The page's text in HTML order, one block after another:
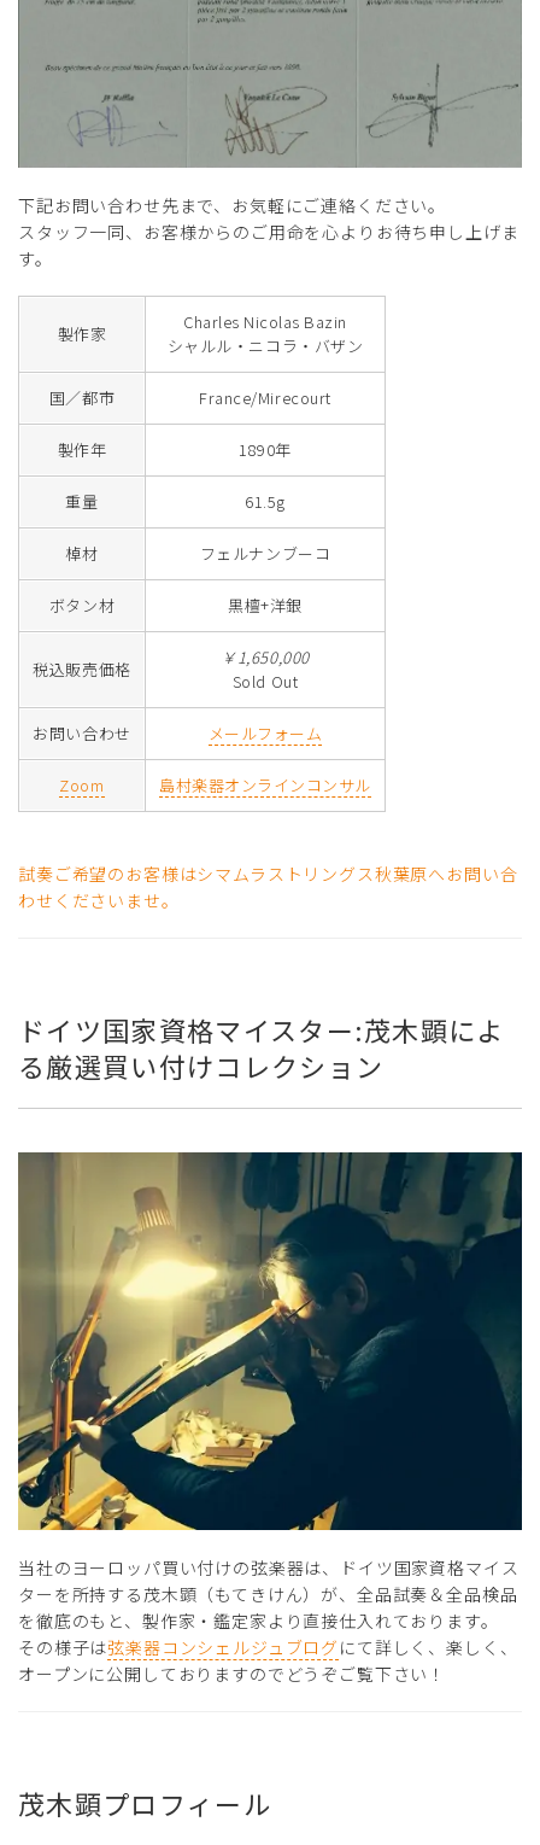
下記お問い合わせ先まで、お気軽にご連絡ください。
スタッフ一同、お客様からのご用命を心よりお待ち申し上げま
す。
製作家
Charles Nicolas Bazin
シャルル・ニコラ・バザン
国／都市 France/Mirecourt
製作年 1890年
重量 61.5g
棹材 フェルナンブーコ
ボタン材 黒檀+洋銀
税込販売価格
￥1,650,000
Sold Out
お問い合わせ メールフォーム
Zoom 島村楽器オンラインコンサル
試奏ご希望のお客様はシマムラストリングス秋葉原へお問い合
わせくださいませ。
ドイツ国家資格マイスター:茂木顕によ
る厳選買い付けコレクション
当社のヨーロッパ買い付けの弦楽器は、ドイツ国家資格マイス
ターを所持する茂木顕（もてきけん）が、全品試奏＆全品検品
を徹底のもと、製作家・鑑定家より直接仕入れております。
その様子は弦楽器コンシェルジュブログ にて詳しく、楽しく、
オープンに公開しておりますのでどうぞご覧下さい！
茂木顕プロフィール